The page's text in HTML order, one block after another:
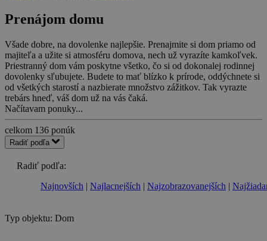
Prenájom domu
Všade dobre, na dovolenke najlepšie. Prenajmite si dom priamo od
majiteľa a užite si atmosféru domova, nech už vyrazíte kamkoľvek.
Priestranný dom vám poskytne všetko, čo si od dokonalej rodinnej
dovolenky sľubujete. Budete to mať blízko k prírode, oddýchnete si
od všetkých starostí a nazbierate množstvo zážitkov. Tak vyrazte
trebárs hneď, váš dom už na vás čaká.
Načítavam ponuky...
celkom 136 ponúk
Radiť podľa
Radiť podľa:
Najnovších
Najlacnejších Najzobrazovanejších
Typ objektu: Dom